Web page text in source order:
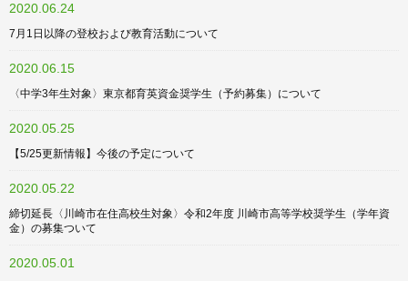
2020.06.24
7月1日以降の登校および教育活動について
2020.06.15
〈中学3年生対象〉東京都育英資金奨学生（予約募集）について
2020.05.25
【5/25更新情報】今後の予定について
2020.05.22
締切延長〈川崎市在住高校生対象〉令和2年度 川崎市高等学校奨学生（学年資
金）の募集ついて
2020.05.01